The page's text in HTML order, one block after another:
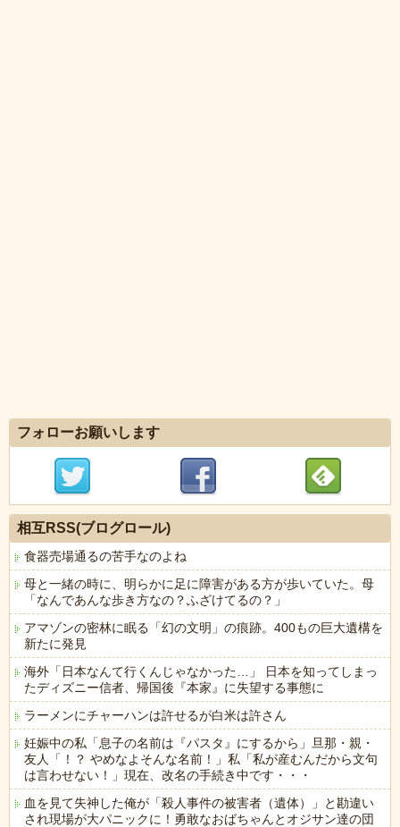
フォローお願いします
相互RSS(ブログロール)
食器売場通るの苦手なのよね
母と一緒の時に、明らかに足に障害がある方が歩いていた。母
「なんであんな歩き方なの？ふざけてるの？」
アマゾンの密林に眠る「幻の文明」の痕跡。400もの巨大遺構を
新たに発見
海外「日本なんて行くんじゃなかった…」 日本を知ってしまっ
たディズニー信者、帰国後『本家』に失望する事態に
ラーメンにチャーハンは許せるが白米は許さん
妊娠中の私「息子の名前は『パスタ』にするから」旦那・親・
友人「！？ やめなよそんな名前！」私「私が産むんだから文句
は言わせない！」現在、改名の手続き中です・・・
血を見て失神した俺が「殺人事件の被害者（遺体）」と勘違い
され現場が大パニックに！勇敢なおばちゃんとオジサン達の団